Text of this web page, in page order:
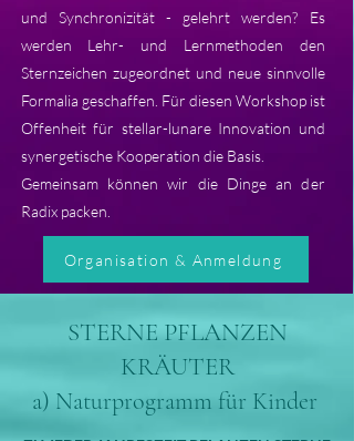
und Synchronizität - gelehrt werden? Es
werden Lehr- und Lernmethoden den
Sternzeichen zugeordnet und neue sinnvolle
Formalia geschaffen. Für diesen Workshop ist
Offenheit für stellar-lunare Innovation und
synergetische Kooperation die Basis.
Gemeinsam können wir die Dinge an der
Radix packen.
Organisation & Anmeldung
STERNE PFLANZEN
KRÄUTER
a) Naturprogramm für Kinder